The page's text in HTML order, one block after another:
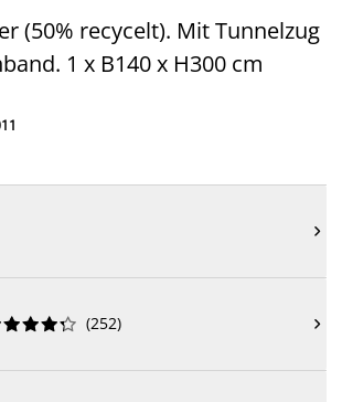
(50% recycelt). Mit Tunnelzug
1 x B140 x H300 cm





 (252) 